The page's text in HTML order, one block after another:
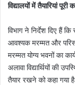
विद्यालयों में तैयारियां
विभाग ने निर्देश दिए हैं
आवश्यक मरम्मत और
मरम्मत योग्य भवनों का
अलावा विद्यार्थियों की
तैयार रखने को कहा गया